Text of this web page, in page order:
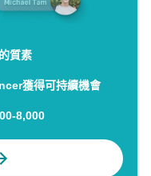
質素
獲得可持續機會
8,000